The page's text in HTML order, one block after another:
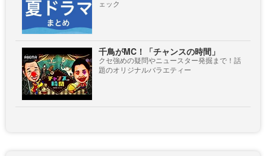
ェック
千鳥がMC！「チャンスの時間」
クセ強めの疑問やニュースター発掘まで！話
題のオリジナルバラエティー